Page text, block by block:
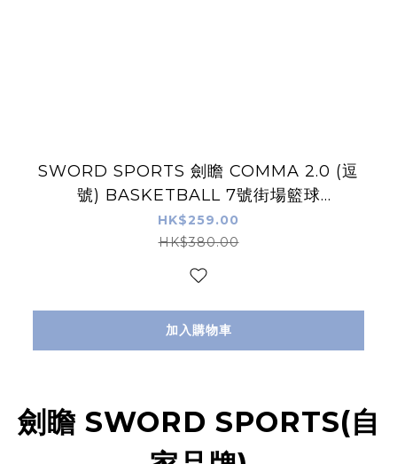
SWORD SPORTS 劍瞻 COMMA 2.0 (逗
號) BASKETBALL 7號街場籃球
IN/OUTDOOR
HK$259.00
HK$380.00
加入購物車
劍瞻 SWORD SPORTS(自